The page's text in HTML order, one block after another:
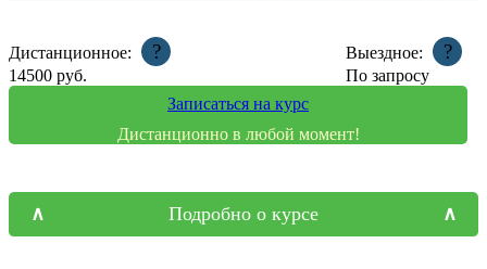
Дистанционное: ?
14500 руб.
Выездное: ?
По запросу
Записаться на курс
Дистанционно в любой момент!
Подробно о курсе